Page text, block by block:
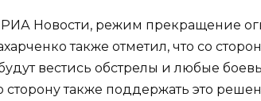
РИА Новости, режим прекращение
также отметил, что со
вестись обстрелы и любые
сторону также поддержать это